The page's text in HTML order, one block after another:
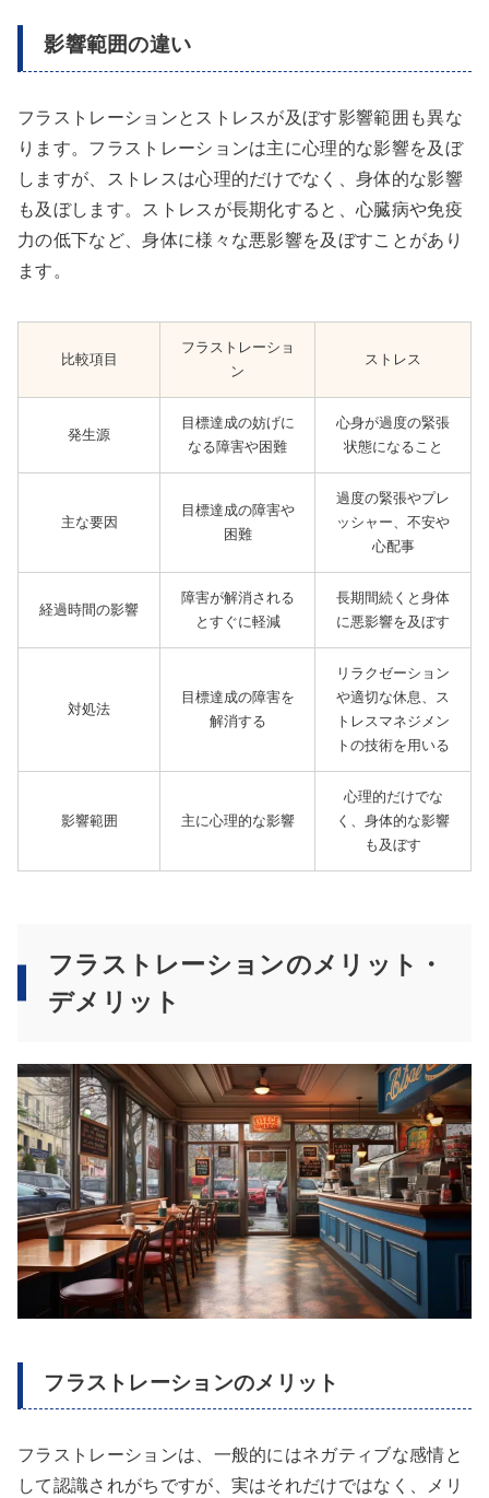
影響範囲の違い
フラストレーションとストレスが及ぼす影響範囲も異な
ります。フラストレーションは主に心理的な影響を及ぼ
しますが、ストレスは心理的だけでなく、身体的な影響
も及ぼします。ストレスが長期化すると、心臓病や免疫
力の低下など、身体に様々な悪影響を及ぼすことがあり
ます。
比較項目
フラストレーショ
ン
ストレス
発生源
目標達成の妨げに
なる障害や困難
心身が過度の緊張
状態になること
主な要因
目標達成の障害や
困難
過度の緊張やプレ
ッシャー、不安や
心配事
経過時間の影響
障害が解消される
とすぐに軽減
長期間続くと身体
に悪影響を及ぼす
対処法
目標達成の障害を
解消する
リラクゼーション
や適切な休息、ス
トレスマネジメン
トの技術を用いる
影響範囲 主に心理的な影響
心理的だけでな
く、身体的な影響
も及ぼす
フラストレーションのメリット・
デメリット
フラストレーションのメリット
フラストレーションは、一般的にはネガティブな感情と
して認識されがちですが、実はそれだけではなく、メリ